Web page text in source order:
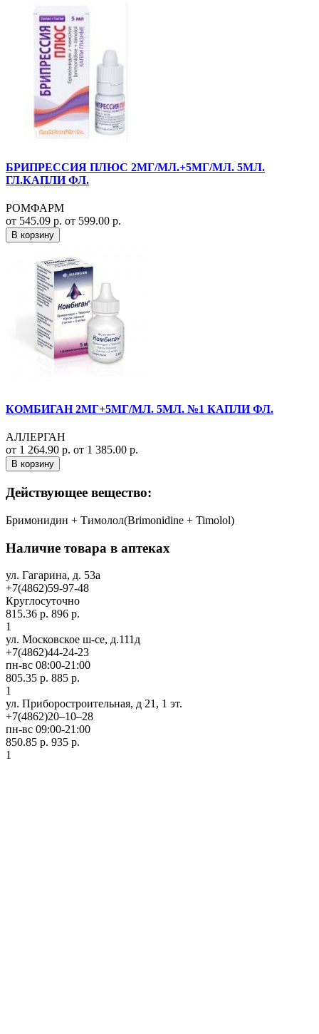
БРИПРЕССИЯ ПЛЮС 2МГ/МЛ.+5МГ/МЛ. 5МЛ.
ГЛ.КАПЛИ ФЛ.
РОМФАРМ
от 545.09 р. от 599.00 р.
В корзину
КОМБИГАН 2МГ+5МГ/МЛ. 5МЛ. №1 КАПЛИ ФЛ.
АЛЛЕРГАН
от 1 264.90 р. от 1 385.00 р.
В корзину
Действующее вещество:
Бримонидин + Тимолол(Brimonidine + Timolol)
Наличие товара в аптеках
ул. Гагарина, д. 53а
+7(4862)59-97-48
Круглосуточно
815.36 р. 896 р.
1
ул. Московское ш-се, д.111д
+7(4862)44-24-23
пн-вс 08:00-21:00
805.35 р. 885 р.
1
ул. Приборостроительная, д 21, 1 эт.
+7(4862)20‒10‒28
пн-вс 09:00-21:00
850.85 р. 935 р.
1